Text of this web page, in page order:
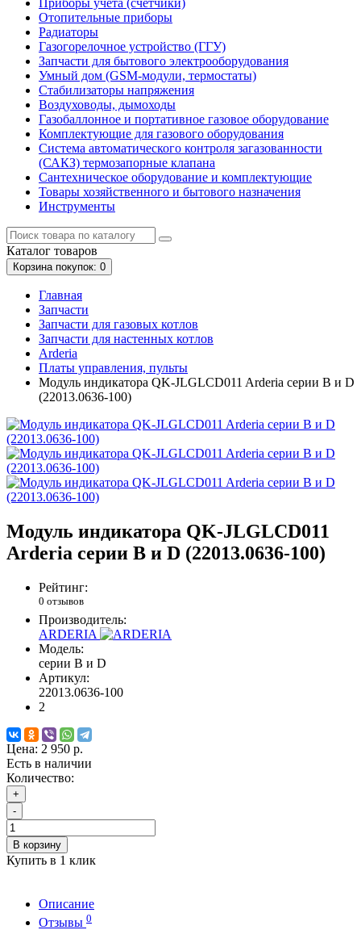
Приборы учёта (счётчики)
Отопительные приборы
Радиаторы
Газогорелочное устройство (ГГУ)
Запчасти для бытового электрооборудования
Умный дом (GSM-модули, термостаты)
Cтабилизаторы напряжения
Воздуховоды, дымоходы
Газобаллонное и портативное газовое оборудование
Комплектующие для газового оборудования
Система автоматического контроля загазованности
(САКЗ) термозапорные клапана
Сантехническое оборудование и комплектующие
Товары хозяйственного и бытового назначения
Инструменты
Каталог товаров
Корзинапокупок: 0
Главная
Запчасти
Запчасти для газовых котлов
Запчасти для настенных котлов
Arderia
Платы управления, пульты
Модуль индикатора QK-JLGLCD011 Arderia серии В и D
(22013.0636-100)
Модуль индикатора QK-JLGLCD011
Arderia серии В и D (22013.0636-100)
Рейтинг:
0 отзывов
Производитель:
ARDERIA
Модель:
серии В и D
Артикул:
22013.0636-100
2
Цена: 2 950 р.
Есть в наличии
Количество:
+
-
В корзину
Купить в 1 клик
Описание
Отзывы 0